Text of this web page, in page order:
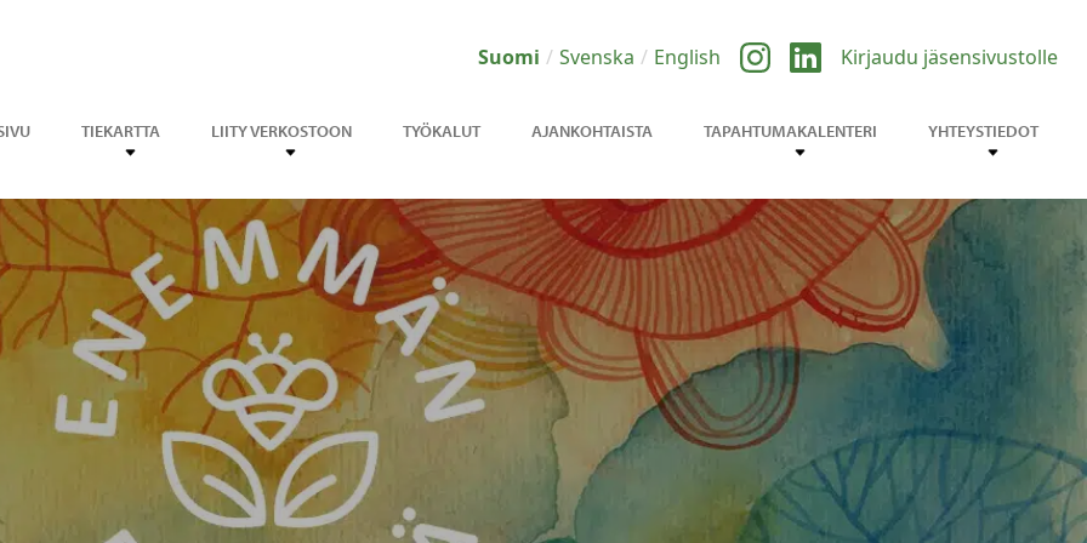
TIEKARTTA LIITY VERKOSTOON TYÖKALUT AJANKOHTAISTA TAPAHTUMAKALENTERI YHTEYSTIEDOT
Suomi Svenska English Kirjaudu jäsensivustolle